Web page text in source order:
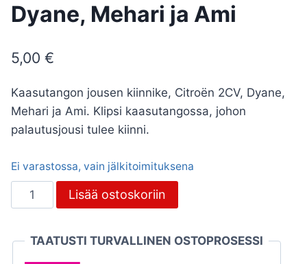
Dyane, Mehari ja Ami
5,00 €
Kaasutangon jousen kiinnike, Citroën 2CV, Dyane,
Mehari ja Ami. Klipsi kaasutangossa, johon
palautusjousi tulee kiinni.
Ei varastossa, vain jälkitoimituksena
Kaasutangon
jousen
Citroën
Lisää ostoskoriin
TAATUSTI TURVALLINEN OSTOPROSESSI